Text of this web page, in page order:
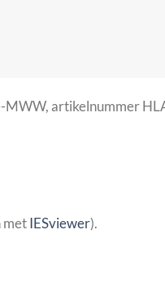
MWW, artikelnummer
metIESviewer).